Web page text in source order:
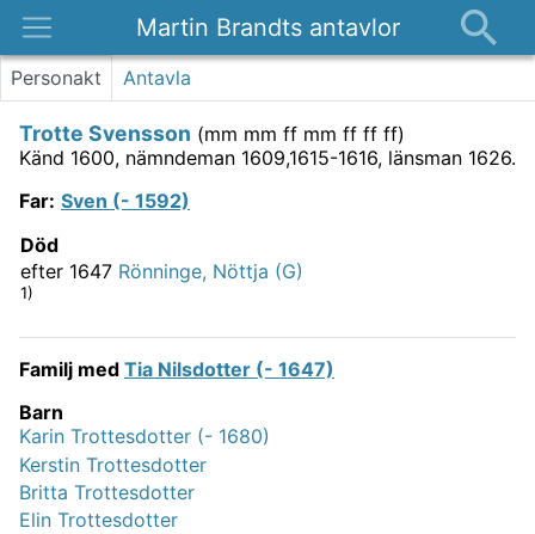
Martin Brandts antavlor
Platser
Om
Kontakt
Personakt Antavla
Trotte Svensson (mm mm ff mm ff ff ff)
Känd 1600, nämndeman 1609,1615-1616, länsman 1626.
Far: Sven (- 1592)
Död
efter 1647 Rönninge, Nöttja (G)
1)
Familj med Tia Nilsdotter (- 1647)
Barn
Karin Trottesdotter (- 1680)
Kerstin Trottesdotter
Britta Trottesdotter
Elin Trottesdotter